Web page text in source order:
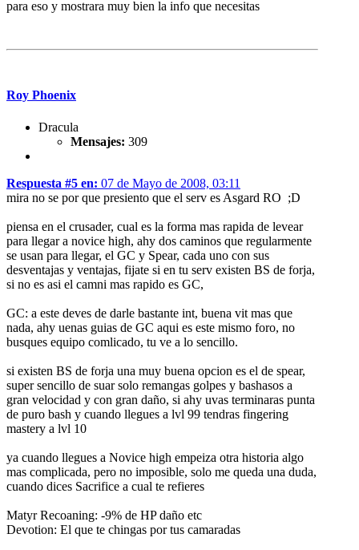
para eso y mostrara muy bien la info que necesitas
Roy Phoenix
Dracula
Mensajes: 309
Respuesta #5 en: 07 de Mayo de 2008, 03:11
mira no se por que presiento que el serv es Asgard RO ;D
piensa en el crusader, cual es la forma mas rapida de levear
para llegar a novice high, ahy dos caminos que regularmente
se usan para llegar, el GC y Spear, cada uno con sus
desventajas y ventajas, fijate si en tu serv existen BS de forja,
si no es asi el camni mas rapido es GC,
GC: a este deves de darle bastante int, buena vit mas que
nada, ahy uenas guias de GC aqui es este mismo foro, no
busques equipo comlicado, tu ve a lo sencillo.
si existen BS de forja una muy buena opcion es el de spear,
super sencillo de suar solo remangas golpes y bashasos a
gran velocidad y con gran daño, si ahy uvas terminaras punta
de puro bash y cuando llegues a lvl 99 tendras fingering
mastery a lvl 10
ya cuando llegues a Novice high empeiza otra historia algo
mas complicada, pero no imposible, solo me queda una duda,
cuando dices Sacrifice a cual te refieres
Matyr Recoaning: -9% de HP daño etc
Devotion: El que te chingas por tus camaradas